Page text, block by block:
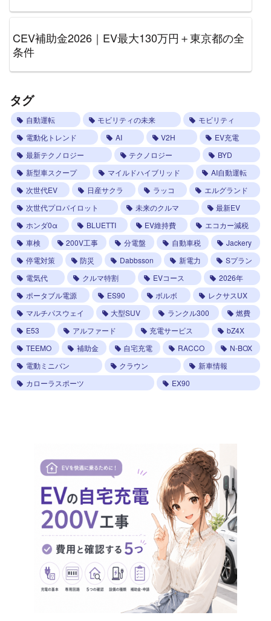
CEV補助金2026｜EV最大130万円＋東京都の全
条件
タグ
自動運転 モビリティの未来
モビリティ
電動化トレンド
AI V2H
EV充電
最新テクノロジー
テクノロジー
BYD
新型車スクープ
マイルドハイブリッド
AI自動運転
次世代EV
日産サクラ ラッコ
エルグランド
次世代プロパイロット
未来のクルマ
最新EV
ホンダ0α
BLUETTI EV維持費
エコカー減税
車検
200V工事 分電盤 自動車税
Jackery
停電対策
防災 Dabbsson 新電力
Sプラン
電気代
クルマ特割 EVコース
2026年
ポータブル電源
ES90 ボルボ
レクサスUX
マルチパスウェイ
大型SUV ランクル300
燃費
E53
アルファード 充電サービス
bZ4X
TEEMO
補助金 自宅充電 RACCO
N-BOX
電動ミニバン
クラウン
新車情報
カローラスポーツ
EX90